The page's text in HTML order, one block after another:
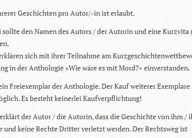
Geschich­ten pro Autor/-in ist erlaubt.
den Namen des Autors / der Autorin und eine Kurz­vita
sich mit ihrer Teil­nahme am
in der Antho­lo­gie »Wie wäre es mit Mord?« einverstanden.
Frei­ex­em­plar der Antho­lo­gie. Der Kauf wei­te­rer
Es besteht kei­ner­lei Kaufverpflichtung!
der Autor / die Autorin, dass die Geschichte von ihm /
und keine Rechte Drit­ter ver­letzt wer­den. Der Rechts­weg ist